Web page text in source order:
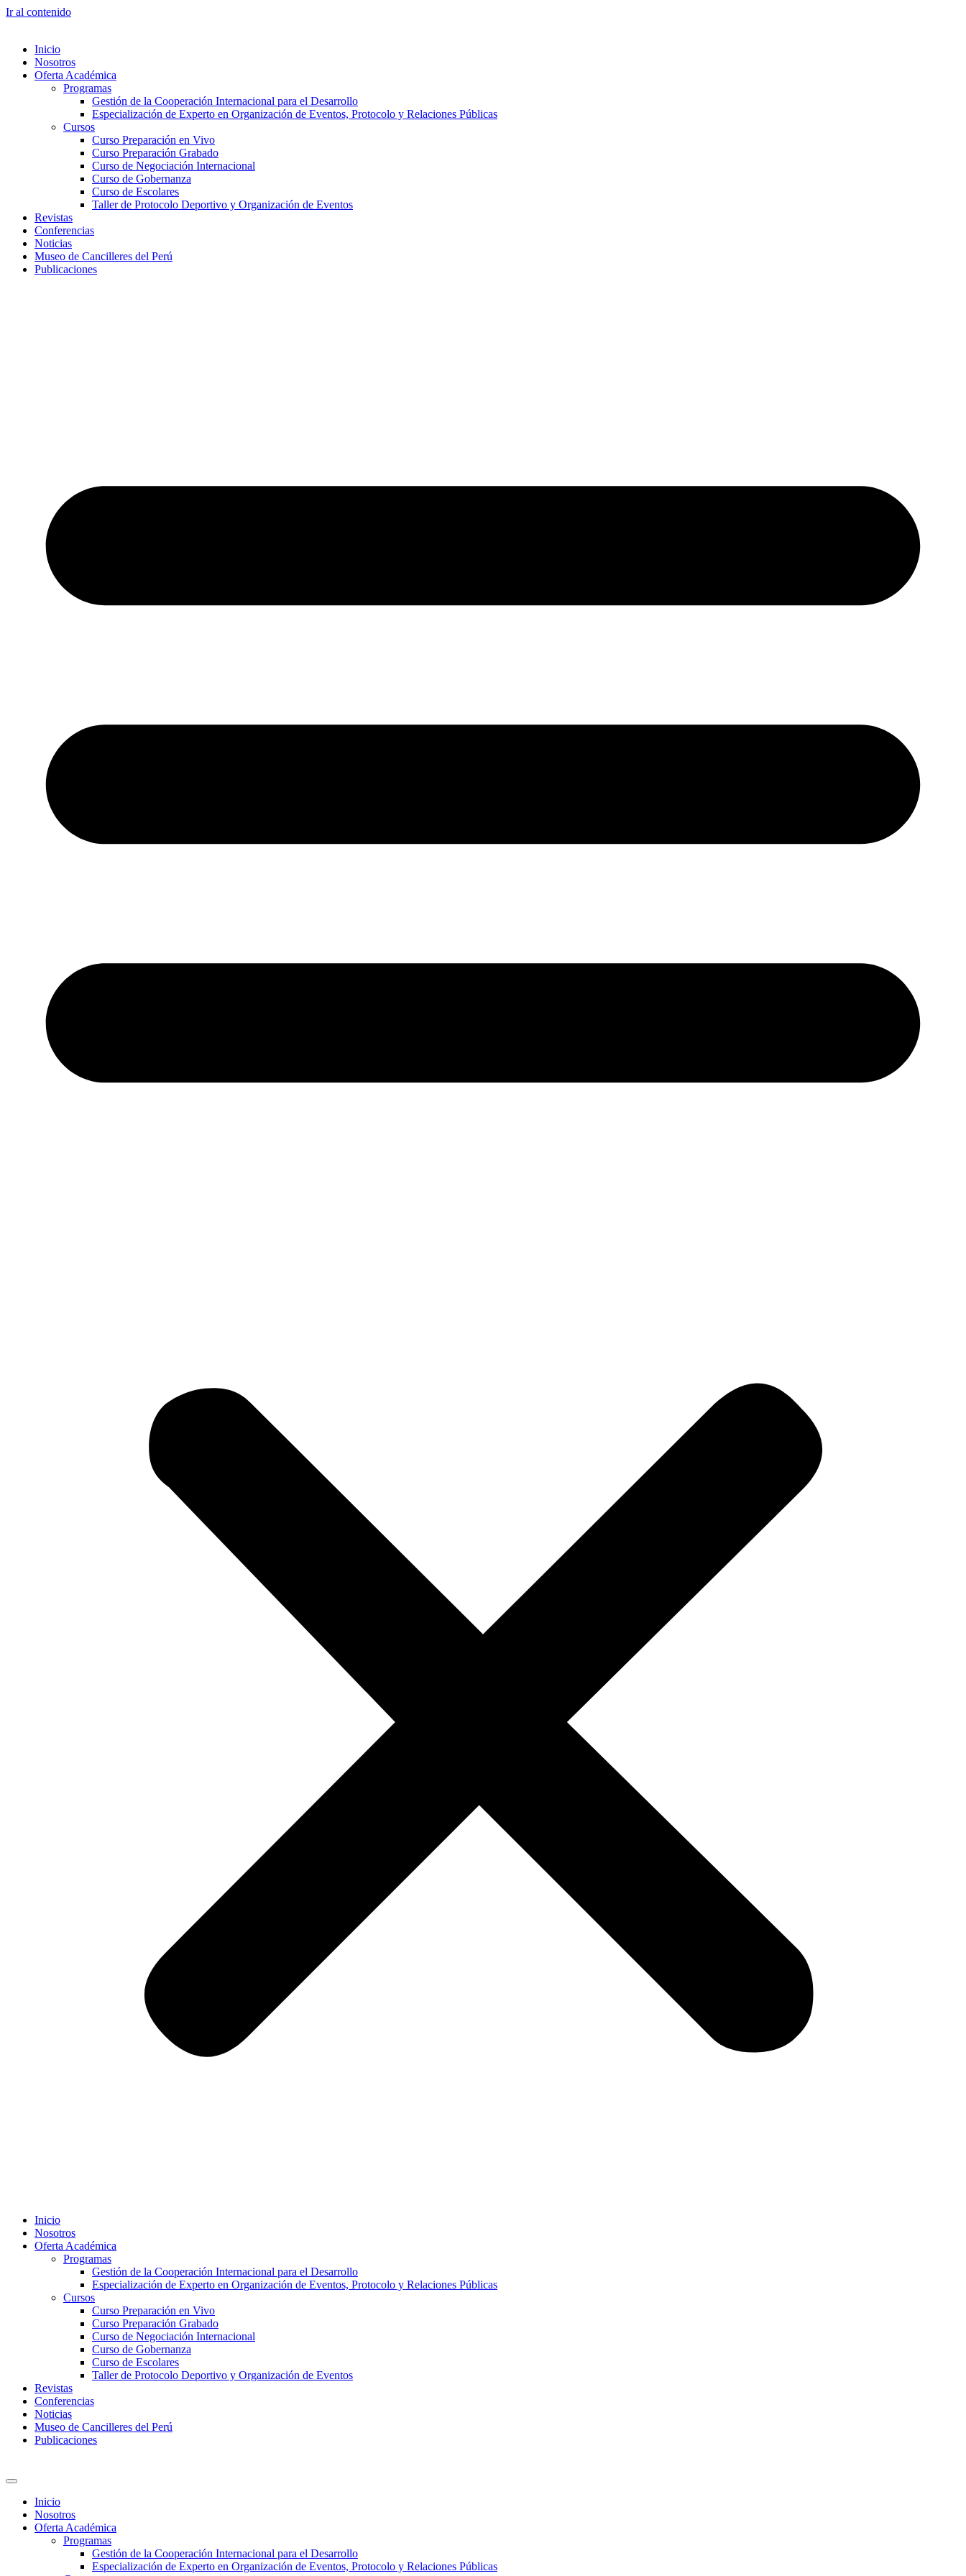
Ir al contenido
Inicio
Nosotros
Oferta Académica
Programas
Gestión de la Cooperación Internacional para el Desarrollo
Especialización de Experto en Organización de Eventos, Protocolo y Relaciones Públicas
Cursos
Curso Preparación en Vivo
Curso Preparación Grabado
Curso de Negociación Internacional
Curso de Gobernanza
Curso de Escolares
Taller de Protocolo Deportivo y Organización de Eventos
Revistas
Conferencias
Noticias
Museo de Cancilleres del Perú
Publicaciones
Inicio
Nosotros
Oferta Académica
Programas
Gestión de la Cooperación Internacional para el Desarrollo
Especialización de Experto en Organización de Eventos, Protocolo y Relaciones Públicas
Cursos
Curso Preparación en Vivo
Curso Preparación Grabado
Curso de Negociación Internacional
Curso de Gobernanza
Curso de Escolares
Taller de Protocolo Deportivo y Organización de Eventos
Revistas
Conferencias
Noticias
Museo de Cancilleres del Perú
Publicaciones
Inicio
Nosotros
Oferta Académica
Programas
Gestión de la Cooperación Internacional para el Desarrollo
Especialización de Experto en Organización de Eventos, Protocolo y Relaciones Públicas